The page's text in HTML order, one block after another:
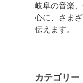
岐阜の音楽
心に、さま
伝えます。
カテゴリー